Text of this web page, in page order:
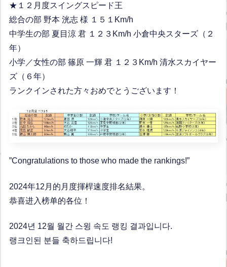
★１２月度スイングスピード王
総合の部 野本 洸志 様 １５１Km/h
中学生の部 夏目涼 君 １２３Km/h 小倉中央スターズ（２
年）
小学／女性の部 篠原 一輝 君 １２３Km/h 清水スカイヤー
ズ（６年）
ランクインされた方々おめでとうございます！
”Congratulations to those who made the rankings!”
2024年12月的月度揮桿速度排名結果。
恭喜进入榜单的各位！
2024년 12월 월간 스윙 속도 랭킹 결과입니다.
랭크인된 분들 축하드립니다!